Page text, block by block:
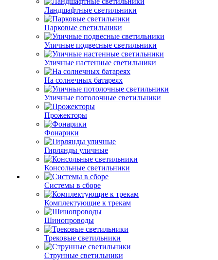
Ландшафтные светильники
Парковые светильники
Уличные подвесные светильники
Уличные настенные светильники
На солнечных батареях
Уличные потолочные светильники
Прожекторы
Фонарики
Гирлянды уличные
Консольные светильники
Системы в сборе
Комплектующие к трекам
Шинопроводы
Трековые светильники
Струнные светильники